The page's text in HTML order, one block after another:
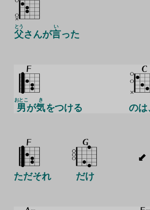
父
とう
さんが言
い
った
男
おとこ
が気
き
をつける のは
ただそれ だけ